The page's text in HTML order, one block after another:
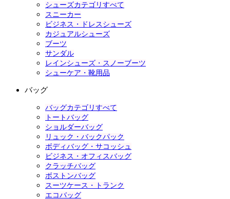
シューズカテゴリすべて
スニーカー
ビジネス・ドレスシューズ
カジュアルシューズ
ブーツ
サンダル
レインシューズ・スノーブーツ
シューケア・靴用品
バッグ
バッグカテゴリすべて
トートバッグ
ショルダーバッグ
リュック・バックパック
ボディバッグ・サコッシュ
ビジネス・オフィスバッグ
クラッチバッグ
ボストンバッグ
スーツケース・トランク
エコバッグ